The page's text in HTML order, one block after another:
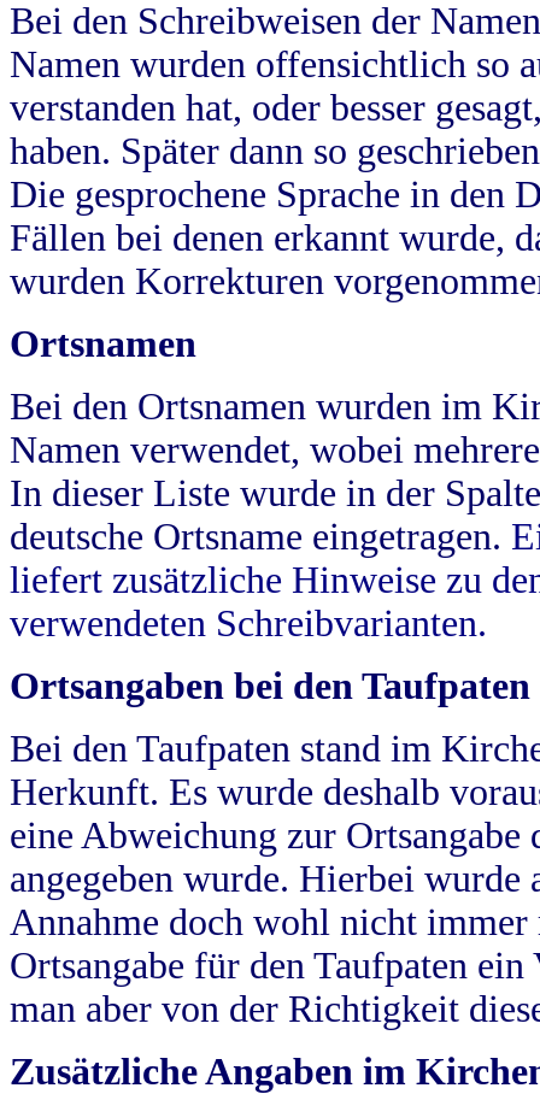
Bei den Schreibweisen der
Namen wurden offensichtlich so
verstanden hat, oder besser
haben. Später dann so
Die gesprochene Sprache in
Fällen bei denen erkannt wurde,
wurden Korrekturen
Ortsnamen
Bei den Ortsnamen wurden im
Namen verwendet, wobei
In dieser Liste wurde in der
deutsche Ortsname eingetragen.
liefert zusätzliche Hinweise zu
verwendeten Schreibvarianten.
Ortsangaben bei den Taufpaten
Bei den Taufpaten stand im
Herkunft. Es wurde deshalb
eine Abweichung zur
angegeben wurde. Hierbei wurde
Annahme doch wohl nicht
Ortsangabe für den Taufpaten
man aber von der Richtigkeit
Zusätzliche Angaben im